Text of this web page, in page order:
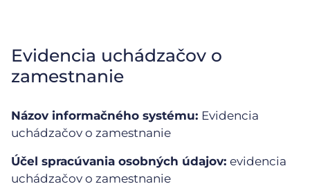
Evidencia uchádzačov o
zamestnanie
Názov informačného systému: Evidencia
uchádzačov o zamestnanie
Účel spracúvania osobných údajov: evidencia
uchádzačov o zamestnanie